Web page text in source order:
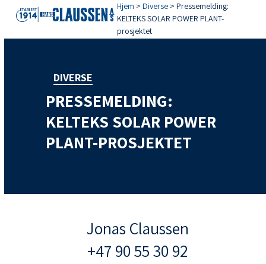
Skip
to
Open
Close
Hjem >Diverse >Pressemelding:
KELTEKS SOLAR POWER PLANT-
prosjektet
DIVERSE
PRESSEMELDING:
KELTEKS SOLAR POWER
PLANT-PROSJEKTET
Jonas Claussen
+47 90 55 30 92